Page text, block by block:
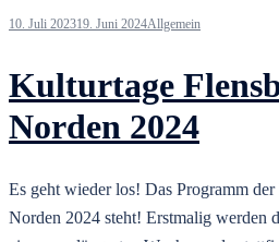
10. Juli 202319. Juni 2024Allgemein
Kulturtage
Norden 2024
Es geht wieder los! Das Programm
Norden 2024 steht! Erstmalig werden